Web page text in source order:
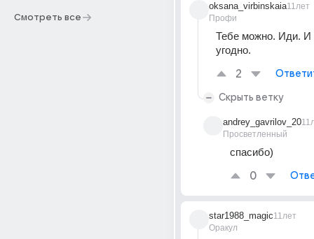
Смотреть все
oksana_virbinskaia
Профи
11лет
Тебе можно. Иди. И
угодно.
2
Скрыть ветку
andrey_gavrilov_20
Просветленный
спасибо)
0
star1988_magic
Оракул
11лет